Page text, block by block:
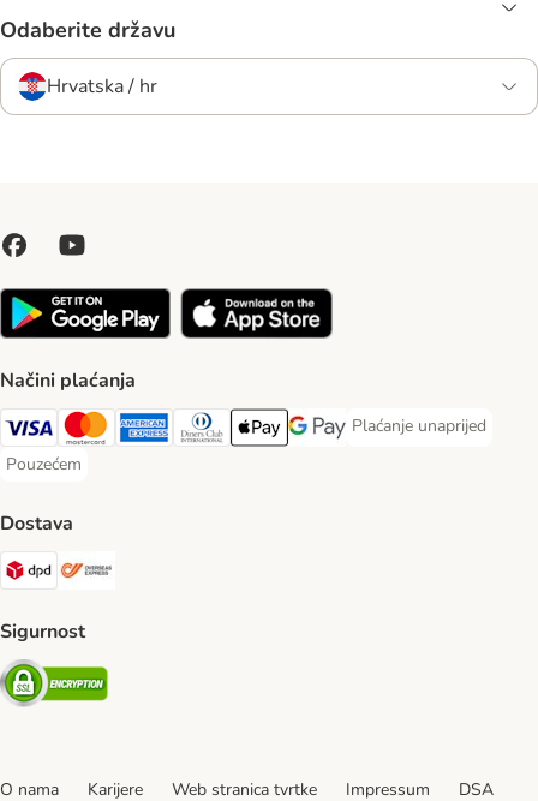
Odaberite državu
Hrvatska / hr
Načini plaćanja
Visa Payment Method
MasterCard Payment Method
American Express Payment Method
Diners Club Payment Method
Payment MethodGoogle pay Payment Method
Plaćanje unaprijed
Plaćanje unaprijed
Pouzećem
Pouzećem Payment Method
Dostava
DPD Shipping Method
Sigurnost
Security
O nama Karijere Web stranica tvrtke Impressum DSA